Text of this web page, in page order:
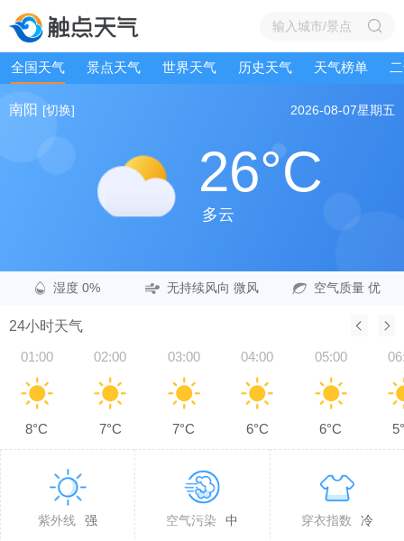
全国天气 景点天气 世界天气 历史天气 天气榜单
南阳 [切换] 2026-08-07星期五
26°C
多云
湿度 0% 无持续风向 微风 空气质量 优
24小时天气
01:00
8°C
02:00
7°C
03:00
7°C
04:00
6°C
05:00
6°C
紫外线 强 空气污染 中 穿衣指数 冷